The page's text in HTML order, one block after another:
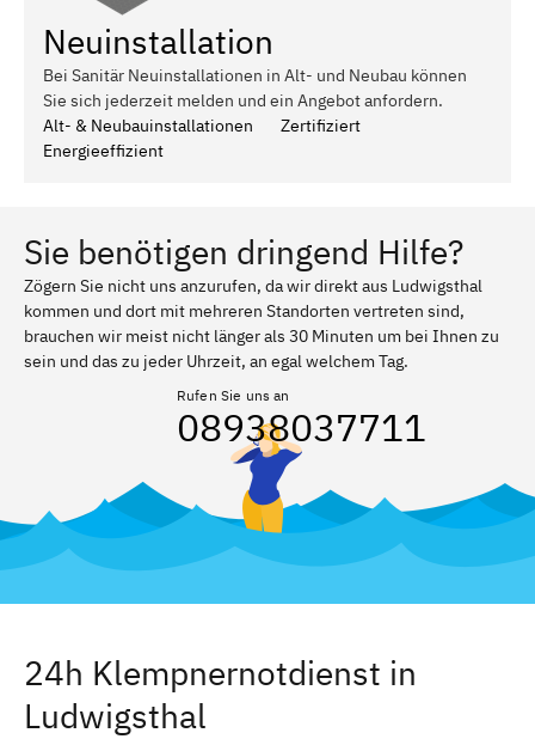
Neuinstallation
Bei Sanitär Neuinstallationen in Alt- und Neubau können
Sie sich jederzeit melden und ein Angebot anfordern.
Alt- & Neubauinstallationen
Zertifiziert
Energieeffizient
Sie benötigen dringend Hilfe?
Zögern Sie nicht uns anzurufen, da wir direkt aus Ludwigsthal
kommen und dort mit mehreren Standorten vertreten sind,
brauchen wir meist nicht länger als 30 Minuten um bei Ihnen zu
sein und das zu jeder Uhrzeit, an egal welchem Tag.
Rufen Sie uns an
08938037711
24h Klempnernotdienst in
Ludwigsthal